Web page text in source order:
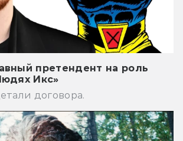
претендент на роль
Икс»
договора.